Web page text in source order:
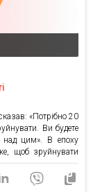
«Потрібно 20
Ви будете
над цим». В епоху
щоб зруйнувати
в Інтернеті — це